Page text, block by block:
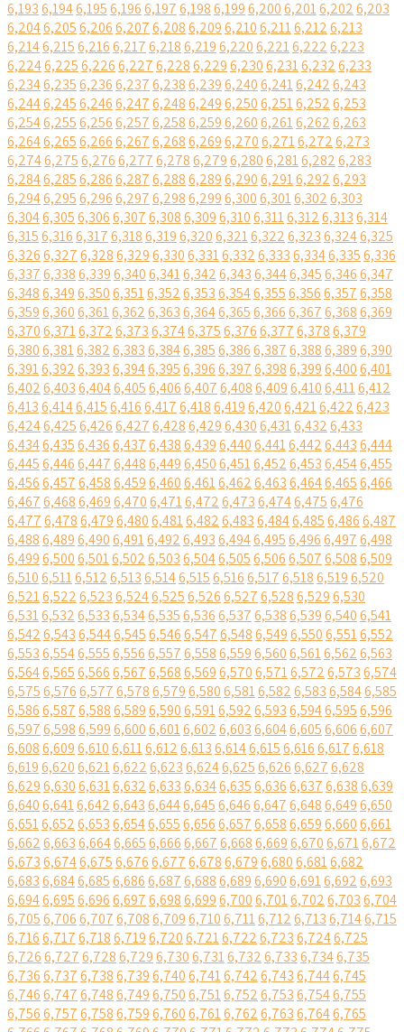
6,1936,1946,1956,1966,1976,1986,1996,2006,2016,2026,203
6,2046,2056,2066,2076,2086,2096,2106,2116,2126,213
6,2146,2156,2166,2176,2186,2196,2206,2216,2226,223
6,2246,2256,2266,2276,2286,2296,2306,2316,2326,233
6,2346,2356,2366,2376,2386,2396,2406,2416,2426,243
6,2446,2456,2466,2476,2486,2496,2506,2516,2526,253
6,2546,2556,2566,2576,2586,2596,2606,2616,2626,263
6,2646,2656,2666,2676,2686,2696,2706,2716,2726,273
6,2746,2756,2766,2776,2786,2796,2806,2816,2826,283
6,2846,2856,2866,2876,2886,2896,2906,2916,2926,293
6,2946,2956,2966,2976,2986,2996,3006,3016,3026,303
6,3046,3056,3066,3076,3086,3096,3106,3116,3126,3136,314
6,3156,3166,3176,3186,3196,3206,3216,3226,3236,3246,325
6,3266,3276,3286,3296,3306,3316,3326,3336,3346,3356,336
6,3376,3386,3396,3406,3416,3426,3436,3446,3456,3466,347
6,3486,3496,3506,3516,3526,3536,3546,3556,3566,3576,358
6,3596,3606,3616,3626,3636,3646,3656,3666,3676,3686,369
6,3706,3716,3726,3736,3746,3756,3766,3776,3786,379
6,3806,3816,3826,3836,3846,3856,3866,3876,3886,3896,390
6,3916,3926,3936,3946,3956,3966,3976,3986,3996,4006,401
6,4026,4036,4046,4056,4066,4076,4086,4096,4106,4116,412
6,4136,4146,4156,4166,4176,4186,4196,4206,4216,4226,423
6,4246,4256,4266,4276,4286,4296,4306,4316,4326,433
6,4346,4356,4366,4376,4386,4396,4406,4416,4426,4436,444
6,4456,4466,4476,4486,4496,4506,4516,4526,4536,4546,455
6,4566,4576,4586,4596,4606,4616,4626,4636,4646,4656,466
6,4676,4686,4696,4706,4716,4726,4736,4746,4756,476
6,4776,4786,4796,4806,4816,4826,4836,4846,4856,4866,487
6,4886,4896,4906,4916,4926,4936,4946,4956,4966,4976,498
6,4996,5006,5016,5026,5036,5046,5056,5066,5076,5086,509
6,5106,5116,5126,5136,5146,5156,5166,5176,5186,5196,520
6,5216,5226,5236,5246,5256,5266,5276,5286,5296,530
6,5316,5326,5336,5346,5356,5366,5376,5386,5396,5406,541
6,5426,5436,5446,5456,5466,5476,5486,5496,5506,5516,552
6,5536,5546,5556,5566,5576,5586,5596,5606,5616,5626,563
6,5646,5656,5666,5676,5686,5696,5706,5716,5726,5736,574
6,5756,5766,5776,5786,5796,5806,5816,5826,5836,5846,585
6,5866,5876,5886,5896,5906,5916,5926,5936,5946,5956,596
6,5976,5986,5996,6006,6016,6026,6036,6046,6056,6066,607
6,6086,6096,6106,6116,6126,6136,6146,6156,6166,6176,618
6,6196,6206,6216,6226,6236,6246,6256,6266,6276,628
6,6296,6306,6316,6326,6336,6346,6356,6366,6376,6386,639
6,6406,6416,6426,6436,6446,6456,6466,6476,6486,6496,650
6,6516,6526,6536,6546,6556,6566,6576,6586,6596,6606,661
6,6626,6636,6646,6656,6666,6676,6686,6696,6706,6716,672
6,6736,6746,6756,6766,6776,6786,6796,6806,6816,682
6,6836,6846,6856,6866,6876,6886,6896,6906,6916,6926,693
6,6946,6956,6966,6976,6986,6996,7006,7016,7026,7036,704
6,7056,7066,7076,7086,7096,7106,7116,7126,7136,7146,715
6,7166,7176,7186,7196,7206,7216,7226,7236,7246,725
6,7266,7276,7286,7296,7306,7316,7326,7336,7346,735
6,7366,7376,7386,7396,7406,7416,7426,7436,7446,745
6,7466,7476,7486,7496,7506,7516,7526,7536,7546,755
6,7566,7576,7586,7596,7606,7616,7626,7636,7646,765